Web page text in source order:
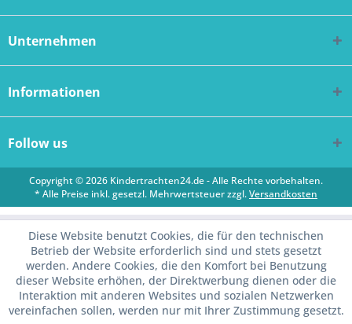
Unternehmen
Informationen
Follow us
Copyright © 2026 Kindertrachten24.de - Alle Rechte vorbehalten.
* Alle Preise inkl. gesetzl. Mehrwertsteuer zzgl.Versandkosten
Diese Website benutzt Cookies, die für den technischen
Betrieb der Website erforderlich sind und stets gesetzt
werden. Andere Cookies, die den Komfort bei Benutzung
dieser Website erhöhen, der Direktwerbung dienen oder die
Interaktion mit anderen Websites und sozialen Netzwerken
vereinfachen sollen, werden nur mit Ihrer Zustimmung gesetzt.